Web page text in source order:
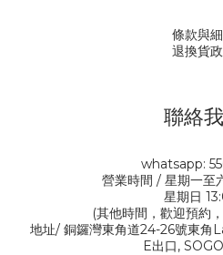
條款與
退換貨
聯絡
whatsapp:
營業時間 / 星期一至
星期日
(其他時間，歡迎預約
地址/ 銅鑼灣東角道24-26號東角
E出口,